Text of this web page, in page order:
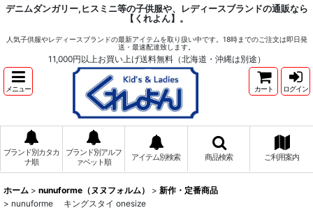
デニムダンガリー,ヒスミニ等の子供服や、レディースブランドの通販なら
【くれよん】。
人気子供服やレディースブランドの最新アイテムを取り扱い中です。18時までのご注文は即日発
送・最速配達致します。
11,000円以上お買い上げ送料無料（北海道・沖縄は別途）
メニュー カート ログイン
ブランド別カタカ
ナ順
ブランド別アルフ
ァベット順
アイテム別検索 商品検索 ご利用案内
ホーム > nunuforme（ヌヌフォルム） > 新作・定番商品
> nunuforme キングスタイ onesize